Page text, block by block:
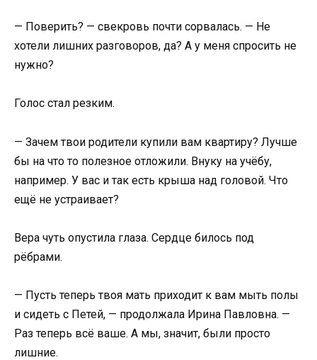
— Поверить? — свекровь почти сорвалась. — Не
хотели лишних разговоров, да? А у меня спросить не
нужно?
Голос стал резким.
— Зачем твои родители купили вам квартиру? Лучше
бы на что то полезное отложили. Внуку на учёбу,
например. У вас и так есть крыша над головой. Что
ещё не устраивает?
Вера чуть опустила глаза. Сердце билось под
рёбрами.
— Пусть теперь твоя мать приходит к вам мыть полы
и сидеть с Петей, — продолжала Ирина Павловна. —
Раз теперь всё ваше. А мы, значит, были просто
лишние.